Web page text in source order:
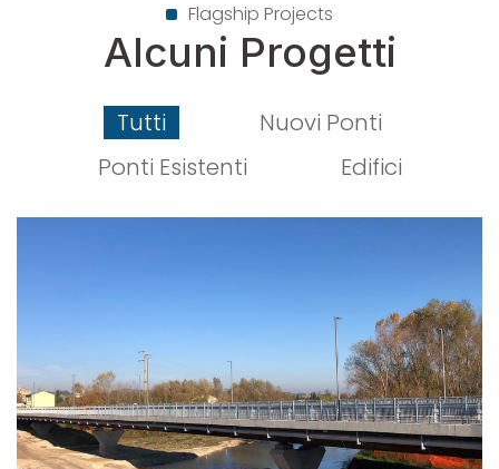
Flagship Projects
Alcuni Progetti
Tutti
Nuovi Ponti
Ponti Esistenti
Edifici